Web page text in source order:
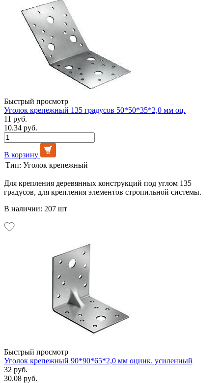
Быстрый просмотр
Уголок крепежный 135 градусов 50*50*35*2,0 мм оц.
11 руб.
10.34 руб.
В корзину
Тип: Уголок крепежный
Для крепления деревянных конструкций под углом 135
градусов, для крепления элементов стропильной системы.
В наличии: 207 шт
Быстрый просмотр
Уголок крепежный 90*90*65*2,0 мм оцинк. усиленный
32 руб.
30.08 руб.